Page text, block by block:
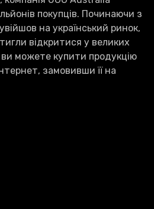
покупців. Починаючи з
на український ринок,
відкритися у великих
ви можете купити продукцію
замовивши її на